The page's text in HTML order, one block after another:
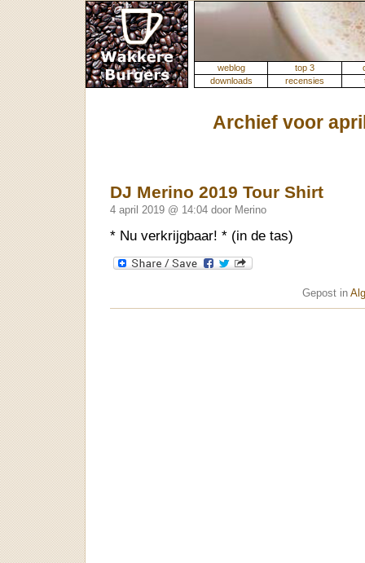
weblog top 3
downloads
recensies
Archief voor
DJ Merino 2019 Tour Shirt
4 april 2019 @ 14:04 door Merino
* Nu verkrijgbaar! * (in de tas)
Gepost in